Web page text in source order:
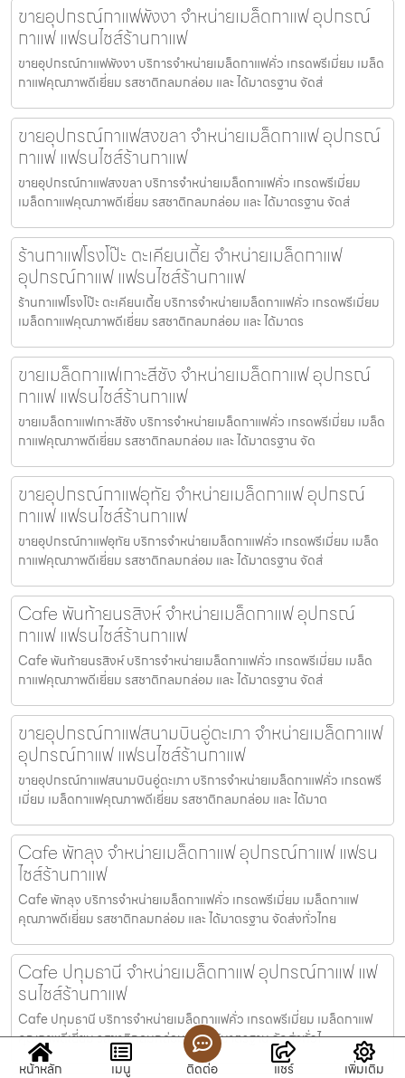
ขายอุปกรณ์กาแฟพังงา จำหน่ายเมล็ดกาแฟ อุปกรณ์
กาแฟ แฟรนไชส์ร้านกาแฟ
ขายอุปกรณ์กาแฟพังงา บริการจำหน่ายเมล็ดกาแฟคั่ว เกรดพรีเมี่ยม เมล็ด
กาแฟคุณภาพดีเยี่ยม รสชาติกลมกล่อม และ ได้มาตรฐาน จัดส่
ขายอุปกรณ์กาแฟสงขลา จำหน่ายเมล็ดกาแฟ อุปกรณ์
กาแฟ แฟรนไชส์ร้านกาแฟ
ขายอุปกรณ์กาแฟสงขลา บริการจำหน่ายเมล็ดกาแฟคั่ว เกรดพรีเมี่ยม
เมล็ดกาแฟคุณภาพดีเยี่ยม รสชาติกลมกล่อม และ ได้มาตรฐาน จัดส่
ร้านกาแฟโรงโป๊ะ ตะเคียนเตี้ย จำหน่ายเมล็ดกาแฟ
อุปกรณ์กาแฟ แฟรนไชส์ร้านกาแฟ
ร้านกาแฟโรงโป๊ะ ตะเคียนเตี้ย บริการจำหน่ายเมล็ดกาแฟคั่ว เกรดพรีเมี่ยม
เมล็ดกาแฟคุณภาพดีเยี่ยม รสชาติกลมกล่อม และ ได้มาตร
ขายเมล็ดกาแฟเกาะสีชัง จำหน่ายเมล็ดกาแฟ อุปกรณ์
กาแฟ แฟรนไชส์ร้านกาแฟ
ขายเมล็ดกาแฟเกาะสีชัง บริการจำหน่ายเมล็ดกาแฟคั่ว เกรดพรีเมี่ยม เมล็ด
กาแฟคุณภาพดีเยี่ยม รสชาติกลมกล่อม และ ได้มาตรฐาน จัด
ขายอุปกรณ์กาแฟอุทัย จำหน่ายเมล็ดกาแฟ อุปกรณ์
กาแฟ แฟรนไชส์ร้านกาแฟ
ขายอุปกรณ์กาแฟอุทัย บริการจำหน่ายเมล็ดกาแฟคั่ว เกรดพรีเมี่ยม เมล็ด
กาแฟคุณภาพดีเยี่ยม รสชาติกลมกล่อม และ ได้มาตรฐาน จัดส่
Cafe พันท้ายนรสิงห์ จำหน่ายเมล็ดกาแฟ อุปกรณ์
กาแฟ แฟรนไชส์ร้านกาแฟ
Cafe พันท้ายนรสิงห์ บริการจำหน่ายเมล็ดกาแฟคั่ว เกรดพรีเมี่ยม เมล็ด
กาแฟคุณภาพดีเยี่ยม รสชาติกลมกล่อม และ ได้มาตรฐาน จัดส่
ขายอุปกรณ์กาแฟสนามบินอู่ตะเภา จำหน่ายเมล็ดกาแฟ
อุปกรณ์กาแฟ แฟรนไชส์ร้านกาแฟ
ขายอุปกรณ์กาแฟสนามบินอู่ตะเภา บริการจำหน่ายเมล็ดกาแฟคั่ว เกรดพรี
เมี่ยม เมล็ดกาแฟคุณภาพดีเยี่ยม รสชาติกลมกล่อม และ ได้มาต
Cafe พัทลุง จำหน่ายเมล็ดกาแฟ อุปกรณ์กาแฟ แฟรน
ไชส์ร้านกาแฟ
Cafe พัทลุง บริการจำหน่ายเมล็ดกาแฟคั่ว เกรดพรีเมี่ยม เมล็ดกาแฟ
คุณภาพดีเยี่ยม รสชาติกลมกล่อม และ ได้มาตรฐาน จัดส่งทั่วไทย
Cafe ปทุมธานี จำหน่ายเมล็ดกาแฟ อุปกรณ์กาแฟ แฟ
รนไชส์ร้านกาแฟ
Cafe ปทุมธานี บริการจำหน่ายเมล็ดกาแฟคั่ว เกรดพรีเมี่ยม เมล็ดกาแฟ
คุณภาพดีเยี่ยม รสชาติกลมกล่อม และ ได้มาตรฐาน จัดส่งทั่วไ
หน้าหลัก เมนู ติดต่อ แชร์ เพิ่มเติม